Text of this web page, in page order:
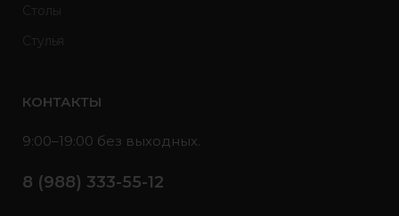
Столы
Стулья
КОНТАКТЫ
9:00–19:00 без выходных.
8 (988) 333-55-12